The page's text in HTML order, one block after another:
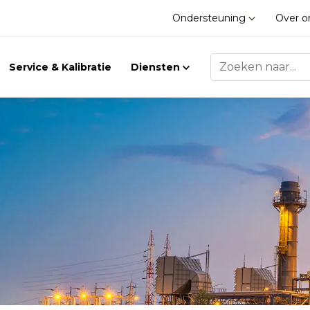
Ondersteuning Over
Gasdetectie
Accessoires
Service & Kalibratie Diensten